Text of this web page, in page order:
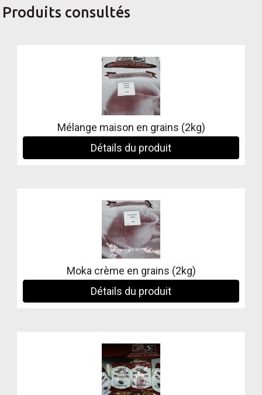
Produits consultés
Mélange maison en grains (2kg)
Détails du produit
Moka crème en grains (2kg)
Détails du produit